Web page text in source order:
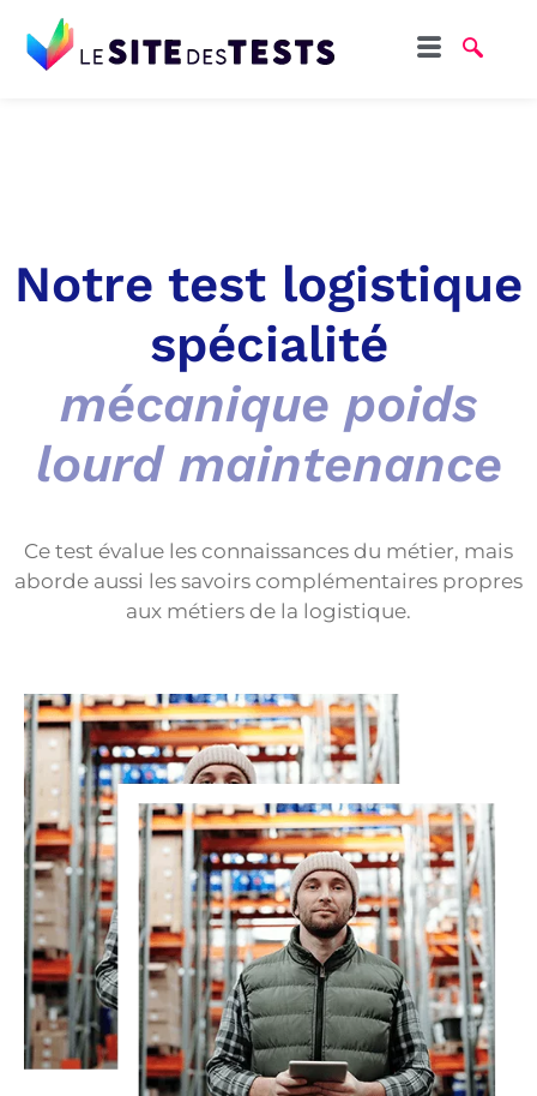
Notre test logistique
spécialité
mécanique poids
lourd maintenance
Ce test évalue les connaissances du métier, mais
aborde aussi les savoirs complémentaires propres
aux métiers de la logistique.